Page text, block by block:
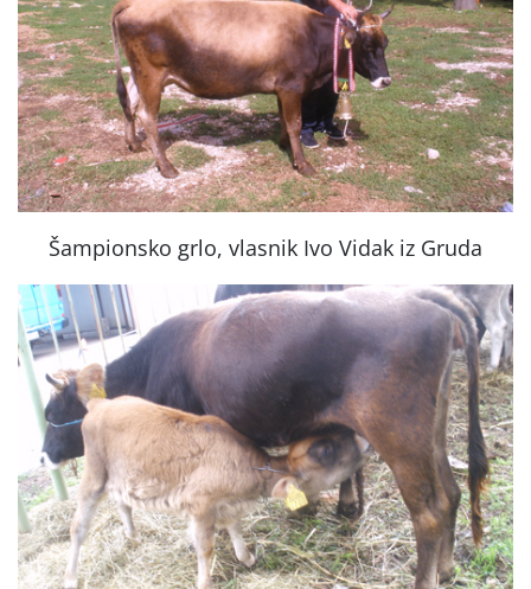
Šampionsko grlo, vlasnik Ivo Vidak iz Gruda